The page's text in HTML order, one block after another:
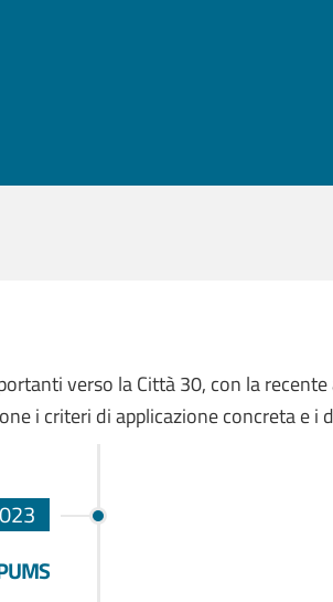
verso la Città 30, con la
i criteri di applicazione concreta e i